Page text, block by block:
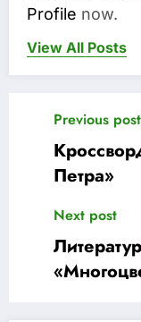
Profile now.
View All Posts
Previous post
Петра»
Next post